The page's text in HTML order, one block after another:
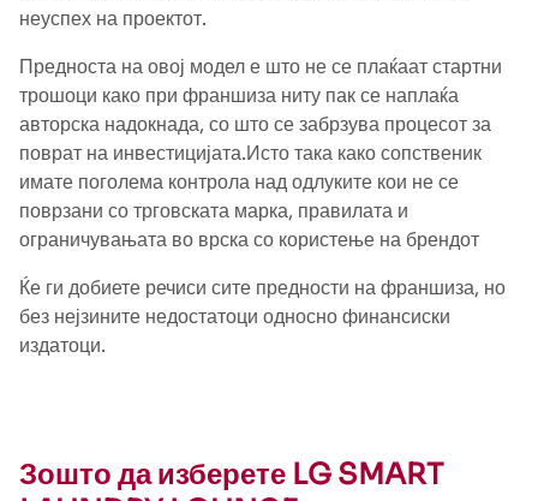
неуспех на проектот.
Предноста на овој модел е што не се плаќаат стартни
трошоци како при франшиза ниту пак се наплаќа
авторска надокнада, со што се забрзува процесот за
поврат на инвестицијата.Исто така како сопственик
имате поголема контрола над одлуките кои не се
поврзани со трговската марка, правилата и
ограничувањата во врска со користење на брендот
Ќе ги добиете речиси сите предности на франшиза, но
без нејзините недостатоци односно финансиски
издатоци.
Зошто да изберете LG SMART